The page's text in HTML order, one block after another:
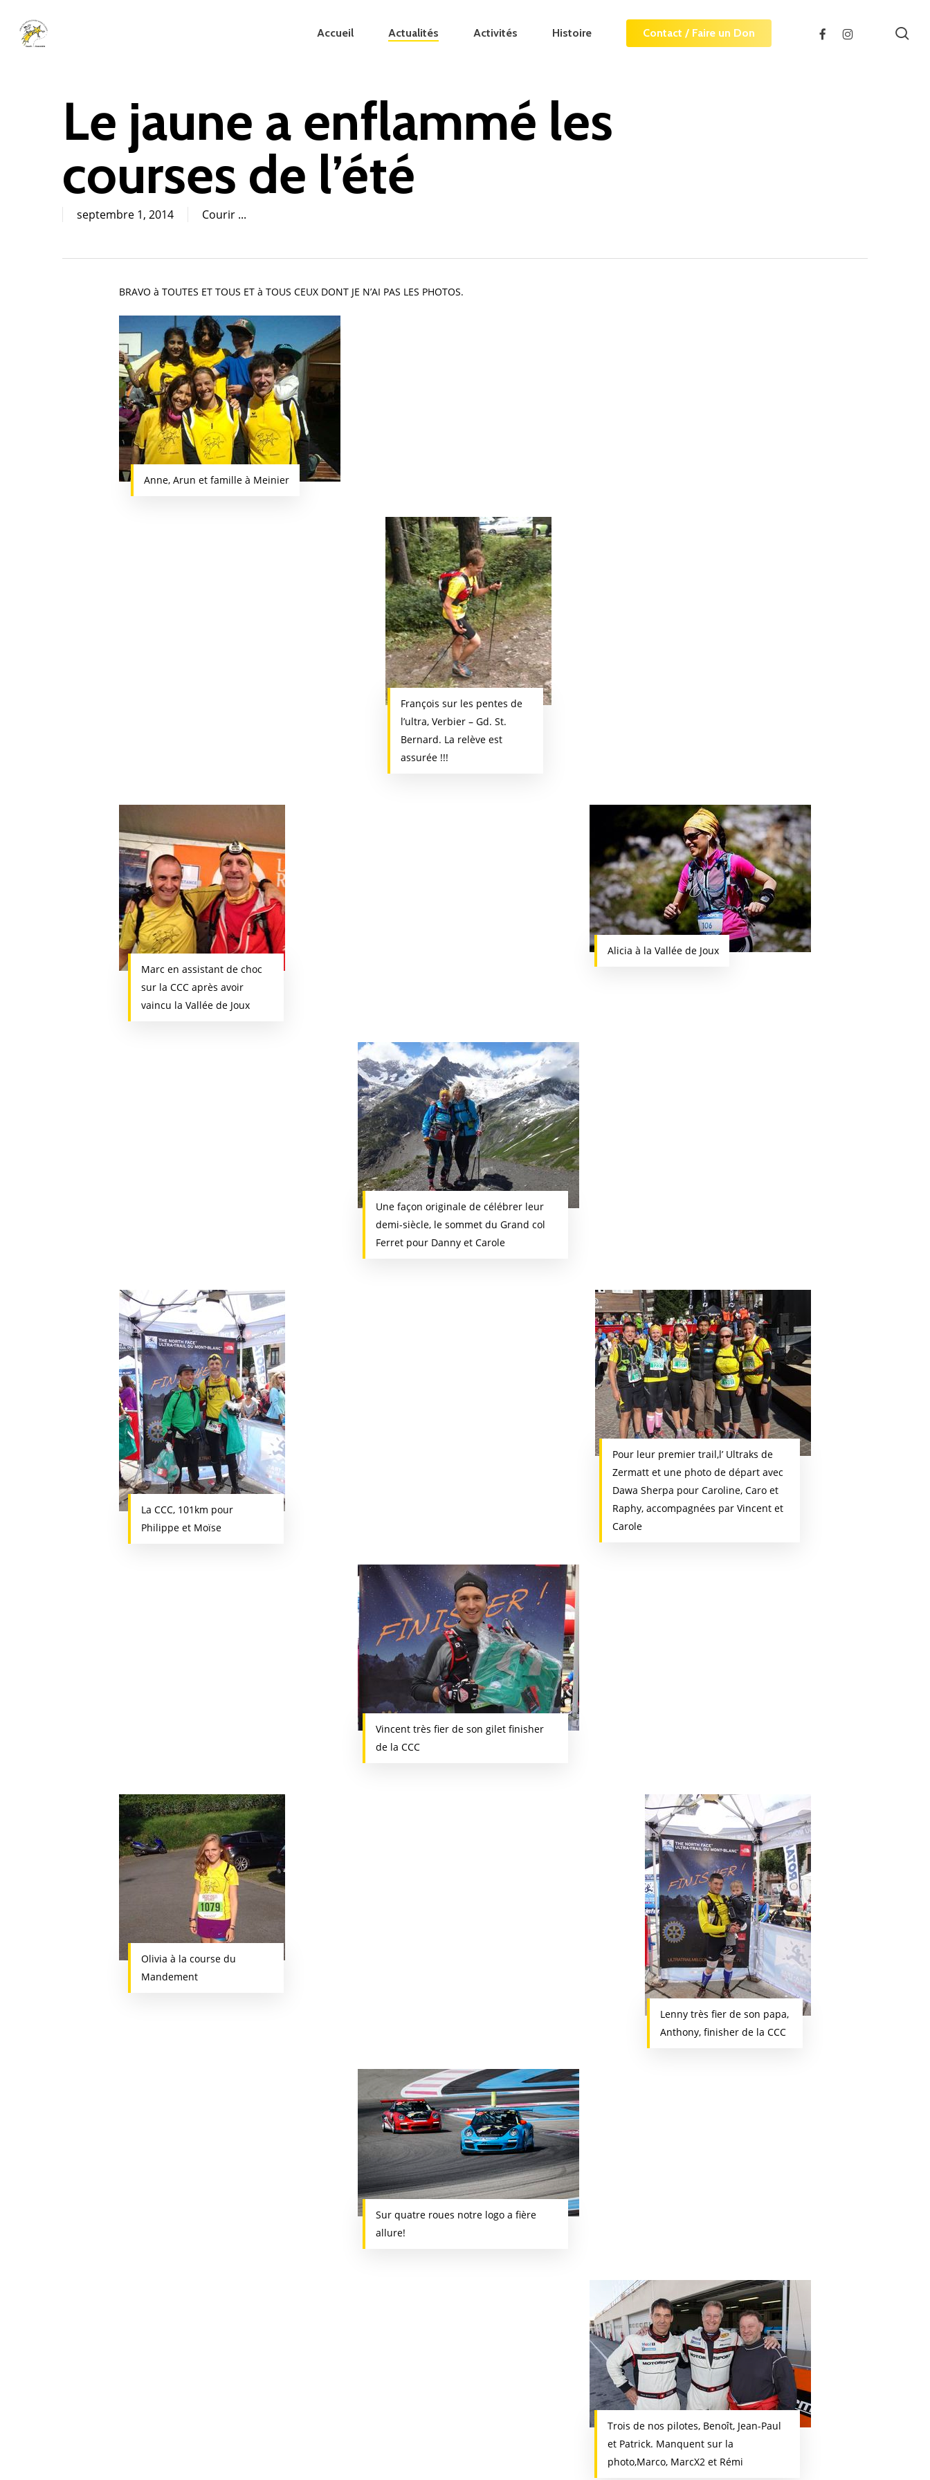
main
Accueil Actualités Activités Histoire Contact / Faire un Don facebookinstagram
Le jaune a enflammé les
courses de l’été
septembre 1, 2014 Courir ...
BRAVO à TOUTES ET TOUS ET à TOUS CEUX DONT JE N’AI PAS LES PHOTOS.
Anne, Arun et famille à Meinier
François sur les pentes de
l’ultra, Verbier – Gd. St.
Bernard. La relève est
assurée !!!
Alicia à la Vallée de Joux
Marc en assistant de choc
sur la CCC après avoir
vaincu la Vallée de Joux
Une façon originale de célébrer leur
demi-siècle, le sommet du Grand col
Ferret pour Danny et Carole
Pour leur premier trail,l’ Ultraks de
Zermatt et une photo de départ avec
Dawa Sherpa pour Caroline, Caro et
Raphy, accompagnées par Vincent et
Carole
La CCC, 101km pour
Philippe et Moïse
Vincent très fier de son gilet finisher
de la CCC
Lenny très fier de son papa,
Anthony, finisher de la CCC
Olivia à la course du
Mandement
Sur quatre roues notre logo a fière
allure!
Trois de nos pilotes, Benoît, Jean-Paul
et Patrick. Manquent sur la
photo,Marco, MarcX2 et Rémi